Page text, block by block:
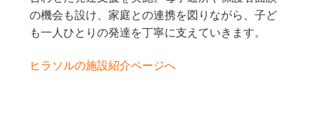
の機会も設け、家庭との連携を図りながら、子ど
も一人ひとりの発達を丁寧に支えていきます。
ヒラソルの施設紹介ページへ